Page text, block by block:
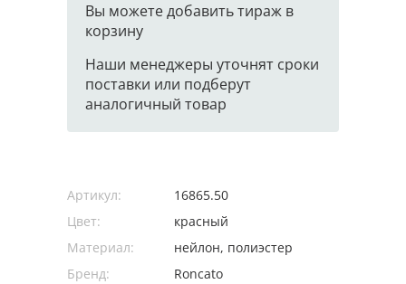
Вы можете добавить тираж в
корзину
Наши менеджеры уточнят сроки
поставки или подберут
аналогичный товар
Артикул:
16865.50
Цвет:
красный
Материал:
нейлон, полиэстер
Бренд:
Roncato